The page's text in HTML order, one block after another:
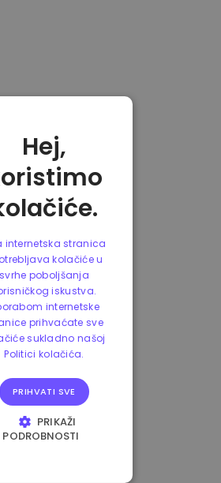
Hej,
internetska stranica
kolačiće u
svrhe poboljšanja
iskustva.
internetske
prihvaćate sve
sukladno našoj
Politici kolačića.
PRIHVATI SVE
PRIKAŽI
PODROBNOSTI